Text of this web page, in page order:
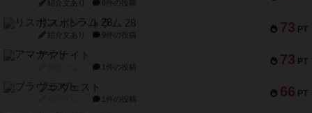
紹介文あり 8件の投稿
73 PT
リスボン・トラム 28
紹介文あり 9件の投稿
73 PT
アマナイト
1件の投稿
66 PT
ブラヴェスト
1件の投稿